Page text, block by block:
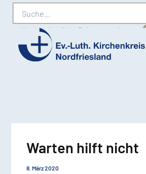
Suche
Karriere Amtliche Bekanntmachungen
Ev.-
Warten hilft nicht
8. März 2020